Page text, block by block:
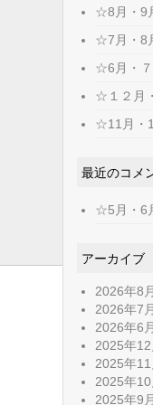
☆8月・9
☆7月・8
☆6月・
☆１２月
☆11月・
最近のコメ
☆5月・6
アーカイブ
2026年8月
2026年7月
2026年6月
2025年12
2025年11
2025年10
2025年9月